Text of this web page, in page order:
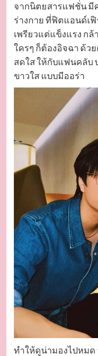
จากนิตยสารแฟชั่น มี
ร่างกาย ที่ฟิตแอนด์เ
เพรียวแต่แข็งแรง ก
ใครๆ ก็ต้องอิจฉา ด้ว
สดใส ให้กับแฟนคลับ
ขาวใส แบบมีออร่า
ทำให้ดูน่ามองไปหมด